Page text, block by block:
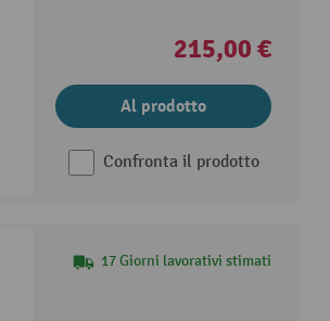
215,00 €
Al prodotto
Confronta il prodotto
17 Giorni lavorativi stimati